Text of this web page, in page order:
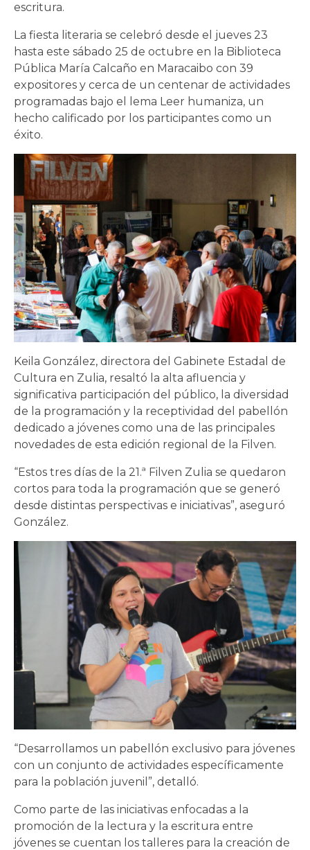
escritura.
La fiesta literaria se celebró desde el jueves 23
hasta este sábado 25 de octubre en la Biblioteca
Pública María Calcaño en Maracaibo con 39
expositores y cerca de un centenar de actividades
programadas bajo el lema Leer humaniza, un
hecho calificado por los participantes como un
éxito.
Keila González, directora del Gabinete Estadal de
Cultura en Zulia, resaltó la alta afluencia y
significativa participación del público, la diversidad
de la programación y la receptividad del pabellón
dedicado a jóvenes como una de las principales
novedades de esta edición regional de la Filven.
“Estos tres días de la 21.ª Filven Zulia se quedaron
cortos para toda la programación que se generó
desde distintas perspectivas e iniciativas”, aseguró
González.
“Desarrollamos un pabellón exclusivo para jóvenes
con un conjunto de actividades específicamente
para la población juvenil”, detalló.
Como parte de las iniciativas enfocadas a la
promoción de la lectura y la escritura entre
jóvenes se cuentan los talleres para la creación de